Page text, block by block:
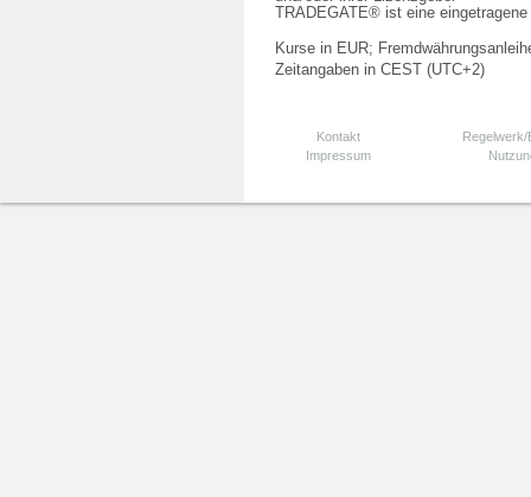
TRADEGATE® ist eine
Kurse in EUR;
Zeitangaben in CEST (UTC+2)
Kontakt
Impressum